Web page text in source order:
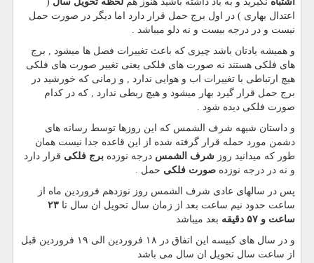
اعتدال بهاری ) در اول برج حمل قرار دارد اما دیگر در صورت حمل
نیست و در درجه بیست و نه دلو میباشد .
و همیشه یادتان باشد چیزی که باعث تغییرات فصل ها میشود , برج
های فلکی هستند نه صورت های فلکی یعنی تغییر صورت های فلکی
هیچ ارتباطی با تغییرات اب و هوایی ندارد , و زمانی که خورشید در
برج حمل قرار گیرد بهار میشود و هیچ ربطی ندارد , که در کدام
صورت فلکی دیده شود .
و داستان شبهه شرف الشمس که این روزها توسط رسانه های
دشمن مورد حمله قرار گرفته شده از این قاعده جدا نیست همان
طور که میدانید روز شرف الشمس درجه نوزده برج فلکی قرار دارد
و نه در درجه نوزده صورت فلکی حمل .
پس در سالهای عادی شرف الشمس روز نوزدهم فروردین ماه از
ساعت حدود نیم ساعت بعد از زمان سال تحویل ان سال تا ۲۳
ساعت و ۵۷ دقیقه
بعد میباشد
و در سال های کبیسه این اتفاق در ۱۸ فروردین الی ۱۹ فروردین قبل
از ساعت سال تحویل ان سال می باشد